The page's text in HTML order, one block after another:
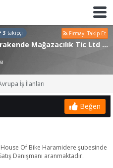
3 takipçi Firmayı Takip Et
House Of Bıke Perakende Mağazacılık Tic Ltd Şti
İş İlanları
Beğen
Of Bike Haramidere şubesinde
Danışmanı aranmaktadır.